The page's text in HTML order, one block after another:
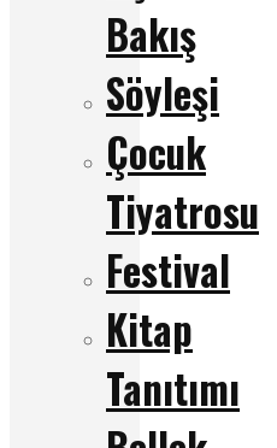
Bakış
Söyleşi
Çocuk
Tiyatrosu
Festival
Kitap
Tanıtımı